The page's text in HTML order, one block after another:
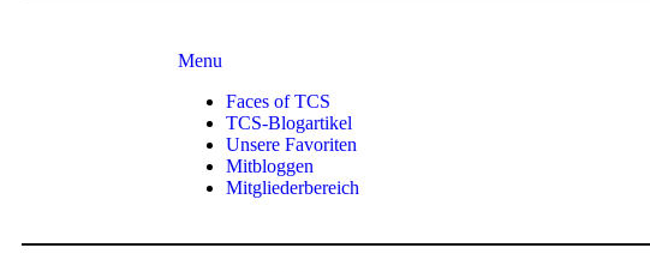
Menu
Faces of TCS
TCS-Blogartikel
Unsere Favoriten
Mitbloggen
Mitgliederbereich